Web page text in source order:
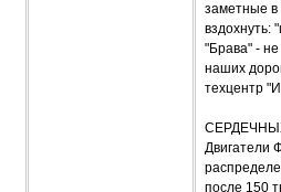
заметные в
вздохнуть:
"Брава" -
наших
техцентр
Двигатели
после 150